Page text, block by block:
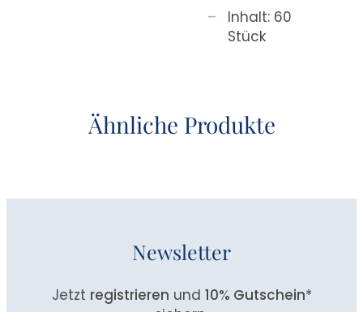
Inhalt: 60
Stück
Ähnliche Produkte
Newsletter
Jetzt registrieren und 10% Gutschein*